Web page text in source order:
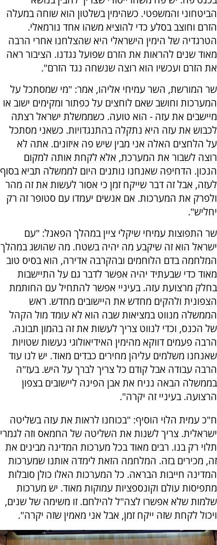
הביטחוני והמשפטי. כשהימין בשלטון הוא שוחה במעלה
הזרם וחוצב בסלע כדי להוציא משהו אחד נורמאלי.
הטרגדיה של הימין הישראלי היא שהצלחנו אחרי הרבה
מאוד שנים להראות את הזרם שפועל נגדנו. הציבור ראה
את הזרם ועכשיו הוא רוצה שנשחה נגד הזרם".
שר המורשת, השר עמיחי אליהו, אמר: "מי שמסתכל על
המערכות וחושב שאם לוחצים על כפתור ומקימים ישוב או
מיישבים את עזה - הוא טועה. כשממשלת ישראל רצתה
לכבוש את עזה היא נתקלה בהתנגדויות. כשאני מסתכל
על הלחצים האלה אני מבין שיש פה איזונים. אתה לא
רוצה לשבור את המערכת, אלא לקחת אותה למקום
הנכון. הדחיפה שאנחנו נותנים היום לממשלה תביא בסוף
לעזה, אבל זה דבר שייקח זמן כי אסור לעשות את זה מהר
ולפרק את המערכות. אם אנשים יעמדו עם סטופר זה רק
יחליש".
שר התפוצות עמיחי שיקלי ציין במהלך הפאנל: "עם
ישראל הוא זה שיקבע מה יהיה בשטח. מה שהושג במהלך
המלחמה בדם הלוחמים ובהקרבה אדירה, הוא בסיס טוב
מאוד כדי שבעתיד יהיה אפשר לדבר גם על התיישבות
בחלק מרצועת עזה. בעיניי אפשר להתחיל עם החותמת
הצפונית ולהקים מחדש את היישובים מחדש. ראש
הממשלה מנווט במציאות שבה הוא לא עומד מול הקהל
של הכנס, וכדי לנווט צריך לעשות את זה בהמון תבונה.
הרבה פעמים דווקא מהימין האידיאולוגי נעשות שטויות
שאנחנו משלמים עליהן מחירים כבדים מאוד. יש לנו עוד
הרבה עבודה אבל קודם כל צריך לברך על היש. בעז"ה
בממשלה הבאה נניח את אבן הפינה ליישובים בצפון
הרצועה. בעיניי זה יקרה".
ח"כ עמית הלוי הוסיף: "בכוחנו לראות את עזה בשליטה
ישראלית. צריך לשנות את השליטה של החמאס וזה לגמרי
תלוי רק בנו. רבים מאוד בכל מערכות המדינה מבינים את
זה, מכירים בזה. המלחמה הזאת לימדה אותנו שמערכות
המדינה חייבות הבראה. כל המערכות האלו כולן סובלות
מתפיסות עולם וקונספציות עמוקות מאוד. יש מערכות
שלמות שלא אפשרו לצה"ל להילחם. זו משימה של שנים,
ויכול לקחת שזה ייקח זמן, אבל אני מאמין שזה יקרה".